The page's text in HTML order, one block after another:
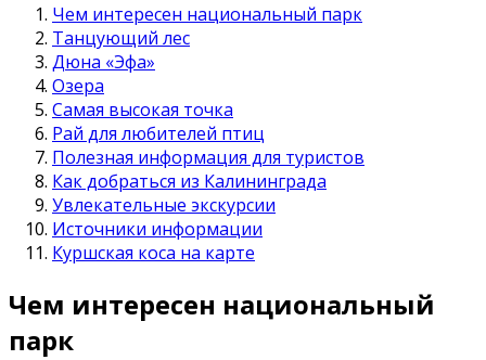
Чем интересен национальный парк
Танцующий лес
Дюна «Эфа»
Озера
Самая высокая точка
Рай для любителей птиц
Полезная информация для туристов
Как добраться из Калининграда
Увлекательные экскурсии
Источники информации
Куршская коса на карте
Чем интересен национальный
парк